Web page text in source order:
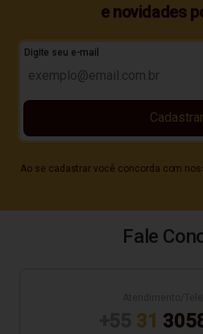
e novidades
Digite seu e-mail
Ao se cadastrar você concorda com
Cadastrar
Fale
31